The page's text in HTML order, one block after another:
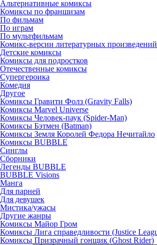
Альтернативные комиксы
Комиксы по франшизам
По фильмам
По играм
По мультфильмам
Комикс-версии литературных произведений
Детские комиксы
Комиксы для подростков
Отечественные комиксы
Супергероика
Комедия
Другое
Комиксы Гравити Фолз (Gravity Falls)
Комиксы Marvel Universe
Комиксы Человек-паук (Spider-Man)
Комиксы Бэтмен (Batman)
Комиксы Земля Королей Федора Нечитайло
Комиксы BUBBLE
Синглы
Сборники
Легенды BUBBLE
BUBBLE Visions
Манга
Для парней
Для девушек
Мистика/ужасы
Другие жанры
Комиксы Майор Гром
Комиксы Лига справедливости (Justice
Комиксы Призрачный гонщик (Ghost Rider)